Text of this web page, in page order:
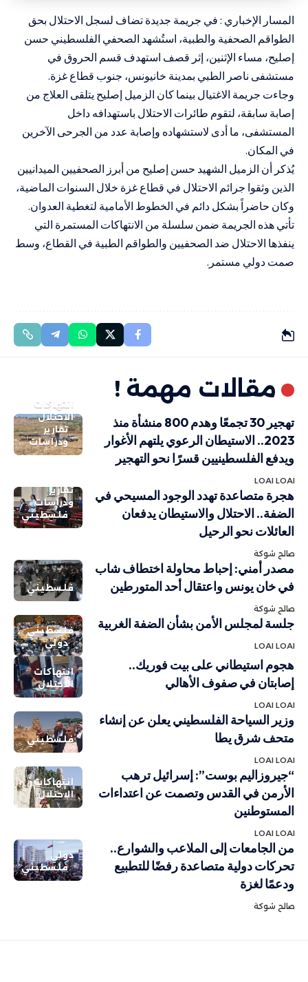
المسار الإخباري : في جريمة جديدة تضاف لسجل الاحتلال بحق
الطواقم الصحفية والطبية، استُشهد الصحفي الفلسطيني حسن
إصليح، مساء الإثنين، إثر قصف استهدف قسم الحروق في
مستشفى ناصر الطبي بمدينة خانيونس، جنوب قطاع غزة.
وجاءت جريمة الاغتيال بينما كان الزميل إصليح يتلقى العلاج من
إصابة سابقة، لتقوم طائرات الاحتلال باستهدافه داخل
المستشفى، ما أدى لاستشهاده وإصابة عدد من الجرحى الآخرين
في المكان.
يُذكر أن الزميل الشهيد حسن إصليح من أبرز الصحفيين الميدانيين
الذين وثقوا جرائم الاحتلال في قطاع غزة خلال السنوات الماضية،
وكان حاضراً بشكل دائم في الخطوط الأمامية لتغطية العدوان.
تأتي هذه الجريمة ضمن سلسلة من الانتهاكات المستمرة التي
ينفذها الاحتلال ضد الصحفيين والطواقم الطبية في القطاع، وسط
صمت دولي مستمر.
مقالات مهمة !
انتهاكات
الاحتلال
تقارير
ودراسات
تهجير 30 تجمعًا وهدم 800 منشأة منذ
2023.. الاستيطان الرعوي يلتهم الأغوار
ويدفع الفلسطينيين قسرًا نحو التهجير
LOAI LOAI
تقارير
ودراسات
فلسطيني
هجرة متصاعدة تهدد الوجود المسيحي في
الضفة.. الاحتلال والاستيطان يدفعان
العائلات نحو الرحيل
صالح شوكة
فلسطيني
مصدر أمني: إحباط محاولة اختطاف شاب
في خان يونس واعتقال أحد المتورطين
صالح شوكة
فلسطيني
دولي
جلسة لمجلس الأمن بشأن الضفة الغربية
LOAI LOAI
انتهاكات
الاحتلال
هجوم استيطاني على بيت فوريك..
إصابتان في صفوف الأهالي
LOAI LOAI
فلسطيني
وزير السياحة الفلسطيني يعلن عن إنشاء
متحف شرق يطا
LOAI LOAI
انتهاكات
الاحتلال
“جيروزاليم بوست”: إسرائيل ترهب
الأرمن في القدس وتصمت عن اعتداءات
المستوطنين
LOAI LOAI
دولي
فلسطيني
من الجامعات إلى الملاعب والشوارع..
تحركات دولية متصاعدة رفضًا للتطبيع
ودعمًا لغزة
صالح شوكة